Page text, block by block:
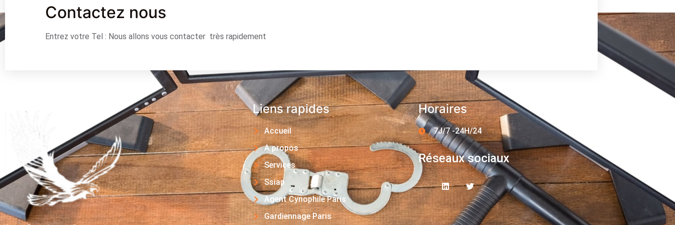
Contactez nous
Entrez votre Tel : Nous allons vous contacter très rapidement
Liens rapides
Accueil
A propos
Services
Ssiap
Agent Cynophile Paris
Gardiennage Paris
Horaires
7J/7 -24H/24
Réseaux sociaux